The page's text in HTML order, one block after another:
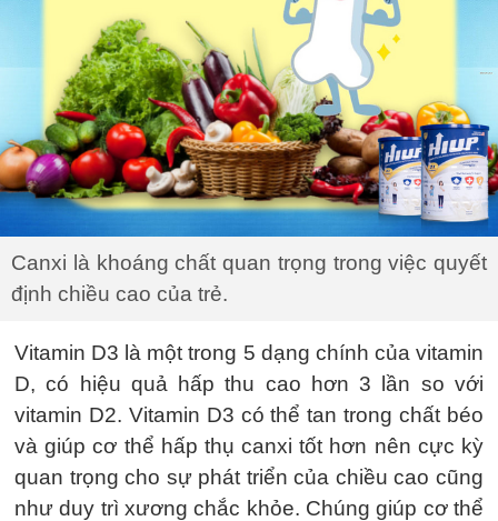
Canxi là khoáng chất quan trọng trong việc quyết
định chiều cao của trẻ.
Vitamin D3 là một trong 5 dạng chính của vitamin
D, có hiệu quả hấp thu cao hơn 3 lần so với
vitamin D2. Vitamin D3 có thể tan trong chất béo
và giúp cơ thể hấp thụ canxi tốt hơn nên cực kỳ
quan trọng cho sự phát triển của chiều cao cũng
như duy trì xương chắc khỏe. Chúng giúp cơ thể